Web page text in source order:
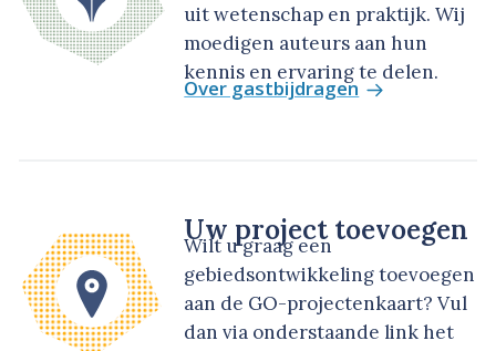
uit wetenschap en praktijk. Wij
moedigen auteurs aan hun
kennis en ervaring te delen.
Over gastbijdragen
Uw project toevoegen
Wilt u graag een
gebiedsontwikkeling toevoegen
aan de GO-projectenkaart? Vul
dan via onderstaande link het